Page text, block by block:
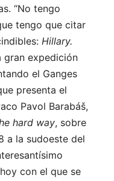
“No tengo
tengo que citar
Hillary.
gran expedición
el Ganges
presenta el
Pavol Barabáš,
hard way, sobre
a la sudoeste del
con el que se